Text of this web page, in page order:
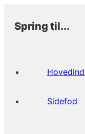
Spring til...
Sidefod